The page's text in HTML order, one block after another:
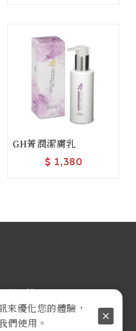
GH菁潤潔膚乳
$ 1,380
號16樓-3
來優化您的體驗，
們使用。